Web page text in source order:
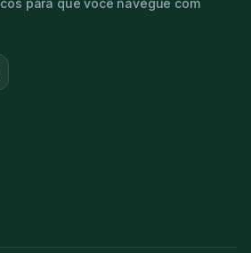
para que você navegue com